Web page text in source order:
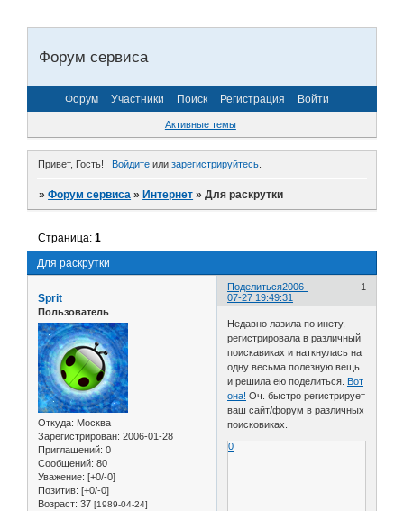
Форум сервиса
Форум Участники Поиск Регистрация Войти
Активные темы
Привет, Гость! Войдитеили зарегистрируйтесь.
»Форум сервиса »Интернет »Для раскрутки
Для раскрутки
Страница:1
Поделиться 1
2006-
07-27 19:49:31
Sprit
Пользователь
Откуда: Москва
Зарегистрирован: 2006-01-28
Приглашений: 0
Сообщений: 80
Уважение: [+0/-0]
Позитив: [+0/-0]
Возраст: 37 [1989-04-24]
Недавно лазила по инету,
регистрировала в различный
поискавиках и наткнулась на
одну весьма полезную вещь
и решила ею поделиться.
Вот
она! Оч. быстро регистрирует
ваш сайт/форум в различных
поисковиках.
0